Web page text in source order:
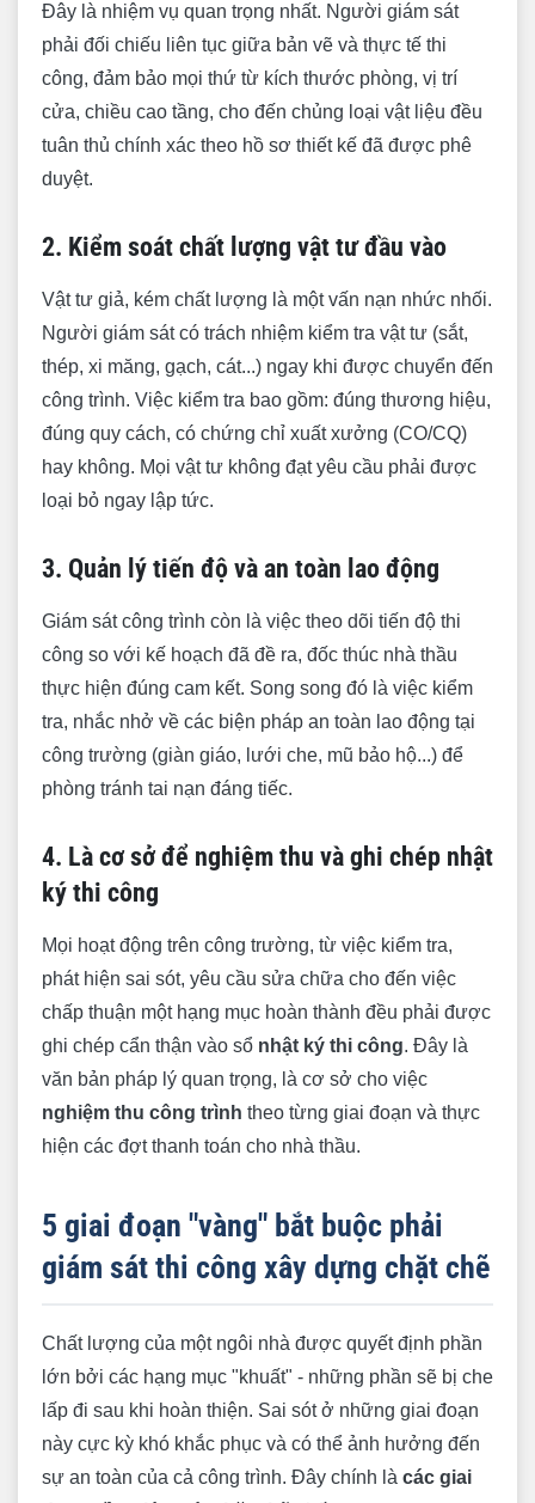
Giai đoạn 2: Gia công và lắp dựng cốt thép
Giai đoạn 3: Lắp dựng coffa và đổ bê tông
không?
Checklist nghiệm thu công trình chi tiết cho từng
hạng mục
Nghiệm thu phần thô
Nghiệm thu phần hoàn thiện
Đây là nhiệm vụ quan trọng nhất. Người giám sát
phải đối chiếu liên tục giữa bản vẽ và thực tế thi
công, đảm bảo mọi thứ từ kích thước phòng, vị trí
cửa, chiều cao tầng, cho đến chủng loại vật liệu đều
tuân thủ chính xác theo hồ sơ thiết kế đã được phê
duyệt.
2. Kiểm soát chất lượng vật tư đầu vào
Vật tư giả, kém chất lượng là một vấn nạn nhức nhối.
Người giám sát có trách nhiệm kiểm tra vật tư (sắt,
thép, xi măng, gạch, cát...) ngay khi được chuyển đến
công trình. Việc kiểm tra bao gồm: đúng thương hiệu,
đúng quy cách, có chứng chỉ xuất xưởng (CO/CQ)
hay không. Mọi vật tư không đạt yêu cầu phải được
loại bỏ ngay lập tức.
3. Quản lý tiến độ và an toàn lao động
Giám sát công trình còn là việc theo dõi tiến độ thi
công so với kế hoạch đã đề ra, đốc thúc nhà thầu
thực hiện đúng cam kết. Song song đó là việc kiểm
tra, nhắc nhở về các biện pháp an toàn lao động tại
công trường (giàn giáo, lưới che, mũ bảo hộ...) để
phòng tránh tai nạn đáng tiếc.
4. Là cơ sở để nghiệm thu và ghi chép nhật
ký thi công
Mọi hoạt động trên công trường, từ việc kiểm tra,
phát hiện sai sót, yêu cầu sửa chữa cho đến việc
chấp thuận một hạng mục hoàn thành đều phải được
ghi chép cẩn thận vào sổ nhật ký thi công. Đây là
văn bản pháp lý quan trọng, là cơ sở cho việc
nghiệm thu công trình theo từng giai đoạn và thực
hiện các đợt thanh toán cho nhà thầu.
5 giai đoạn "vàng" bắt buộc phải
giám sát thi công xây dựng chặt chẽ
Chất lượng của một ngôi nhà được quyết định phần
lớn bởi các hạng mục "khuất" - những phần sẽ bị che
lấp đi sau khi hoàn thiện. Sai sót ở những giai đoạn
này cực kỳ khó khắc phục và có thể ảnh hưởng đến
sự an toàn của cả công trình. Đây chính là các giai